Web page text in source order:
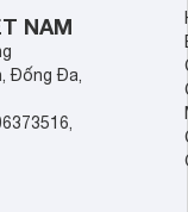
của sản phẩm nồi
NAM
Đống Đa,